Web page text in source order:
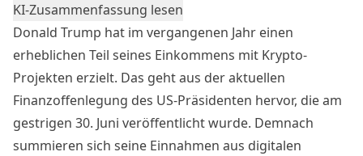
KI-Zusammenfassung lesen
Donald Trump hat im vergangenen Jahr einen
erheblichen Teil seines Einkommens mit Krypto-
Projekten erzielt. Das geht aus der aktuellen
Finanzoffenlegung des US-Präsidenten hervor, die am
gestrigen 30. Juni veröffentlicht wurde. Demnach
summieren sich seine Einnahmen aus digitalen